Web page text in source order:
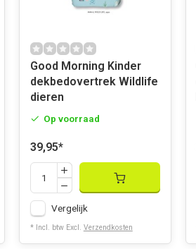
Good Morning Kinder
dekbedovertrek Wildlife
dieren
Op voorraad
39,95*
Vergelijk
* Incl. btw Excl. Verzendkosten